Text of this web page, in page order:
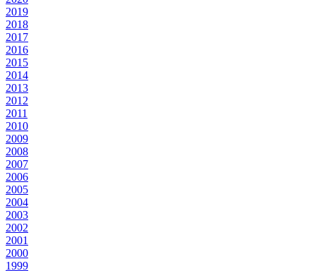
2019
2018
2017
2016
2015
2014
2013
2012
2011
2010
2009
2008
2007
2006
2005
2004
2003
2002
2001
2000
1999